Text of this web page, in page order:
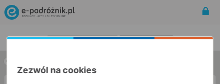
Zezwól na cookies